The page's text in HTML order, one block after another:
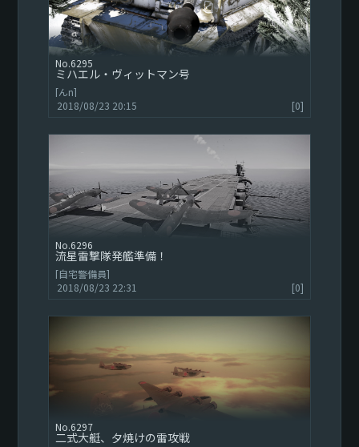
6295
ミハエル・ヴィットマン号
[んn]
2018/08/23 20:15
[0]
6296
流星雷撃隊発艦準備！
[自宅警備員]
2018/08/23 22:31
[0]
6297
二式大艇、夕焼けの雷攻戦